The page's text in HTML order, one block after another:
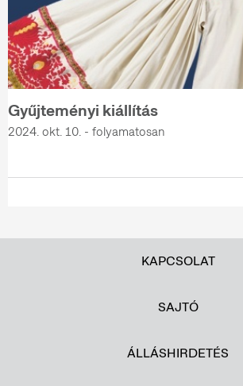
Gyűjteményi kiállítás
2024. okt. 10. - folyamatosan
KAPCSOLAT
SAJTÓ
ÁLLÁSHIRDETÉS